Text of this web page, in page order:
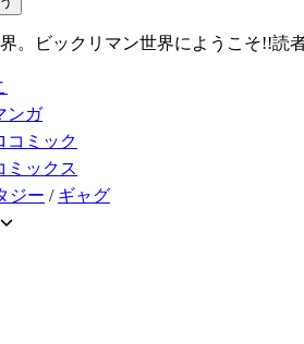
。ビックリマン世界にようこそ!!読
ンガ
コミック
ミックス
ジー / ギャグ